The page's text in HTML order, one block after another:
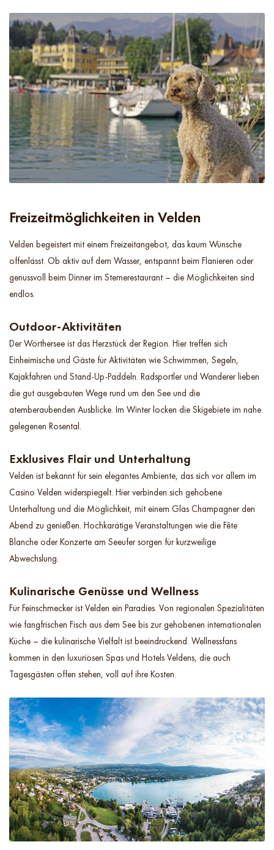
Freizeitmöglichkeiten in Velden
Velden begeistert mit einem Freizeitangebot, das kaum Wünsche
offenlässt. Ob aktiv auf dem Wasser, entspannt beim Flanieren oder
genussvoll beim Dinner im Sternerestaurant – die Möglichkeiten sind
endlos.
Outdoor-Aktivitäten
Der Wörthersee ist das Herzstück der Region. Hier treffen sich
Einheimische und Gäste für Aktivitäten wie Schwimmen, Segeln,
Kajakfahren und Stand-Up-Paddeln. Radsportler und Wanderer lieben
die gut ausgebauten Wege rund um den See und die
atemberaubenden Ausblicke. Im Winter locken die Skigebiete im nahe
gelegenen Rosental.
Exklusives Flair und Unterhaltung
Velden ist bekannt für sein elegantes Ambiente, das sich vor allem im
Casino Velden widerspiegelt. Hier verbinden sich gehobene
Unterhaltung und die Möglichkeit, mit einem Glas Champagner den
Abend zu genießen. Hochkarätige Veranstaltungen wie die Fête
Blanche oder Konzerte am Seeufer sorgen für kurzweilige
Abwechslung.
Kulinarische Genüsse und Wellness
Für Feinschmecker ist Velden ein Paradies. Von regionalen Spezialitäten
wie fangfrischen Fisch aus dem See bis zur gehobenen internationalen
Küche – die kulinarische Vielfalt ist beeindruckend. Wellnessfans
kommen in den luxuriösen Spas und Hotels Veldens, die auch
Tagesgästen offen stehen, voll auf ihre Kosten.